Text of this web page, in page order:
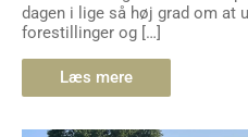
dagen i lige så høj grad om at
forestillinger og […]
Læs mere